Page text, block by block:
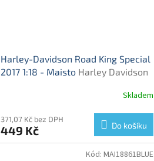
Harley-Davidson Road King Special
2017 1:18 - Maisto Harley Davidson
Skladem
371,07 Kč bez DPH
449 Kč Do košíku
Kód: MAI18861BLUE